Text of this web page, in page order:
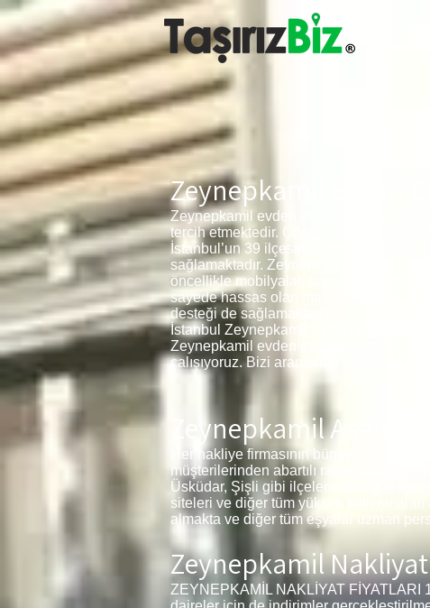
Zeynepkamil Evden
Zeynepkamil evden eve nakliyat ve
tercih etmektedir. Çünkü firmamız hem
İstanbul’un 39 ilçesine götürülmektedir.
sağlamaktadır. Zeynepkamil evden
öncellikle mobilyalar, bazalar veya
sayede hassas olan malzemelerin
desteği de sağlamaktadır.
İstanbul Zeynepkamil Evden Eve
Zeynepkamil evden eve nakliyat ANI
çalışıyoruz. Bizi aramadan kesinlikle
Zeynepkamil
Her nakliye firmasının bünyesinde
müşterilerinden abartılı rakamlar talep
Üsküdar, Şişli gibi ilçelere aynı gün
siteleri ve diğer tüm yüksek katlı
almakta ve diğer tüm eşyalar uzman
Zeynepkamil Nakliyat
ZEYNEPKAMİL NAKLİYAT FİYATLARI